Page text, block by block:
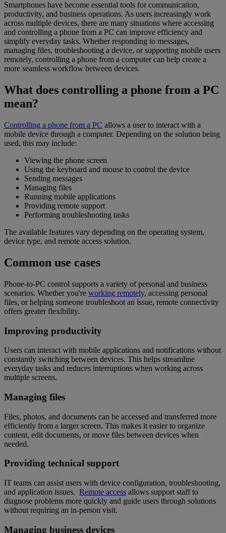
Smartphones have become essential tools for communication,
productivity, and business operations. As users increasingly work
across multiple devices, there are many situations where accessing
and controlling a phone from a PC can improve efficiency and
simplify everyday tasks. Whether responding to messages,
managing files, troubleshooting a device, or supporting mobile users
remotely, controlling a phone from a computer can help create a
more seamless workflow between devices.
What does controlling a phone from a PC
mean?
Controlling a phone from a PC allows a user to interact with a
mobile device through a computer. Depending on the solution being
used, this may include:
Viewing the phone screen
Using the keyboard and mouse to control the device
Sending messages
Managing files
Running mobile applications
Providing remote support
Performing troubleshooting tasks
The available features vary depending on the operating system,
device type, and remote access solution.
Common use cases
Phone-to-PC control supports a variety of personal and business
scenarios. Whether you're working remotely, accessing personal
files, or helping someone troubleshoot an issue, remote connectivity
offers greater flexibility.
Improving productivity
Users can interact with mobile applications and notifications without
constantly switching between devices. This helps streamline
everyday tasks and reduces interruptions when working across
multiple screens.
Managing files
Files, photos, and documents can be accessed and transferred more
efficiently from a larger screen. This makes it easier to organize
content, edit documents, or move files between devices when
needed.
Providing technical support
IT teams can assist users with device configuration, troubleshooting,
and application issues. Remote access allows support staff to
diagnose problems more quickly and guide users through solutions
without requiring an in-person visit.
Managing business devices